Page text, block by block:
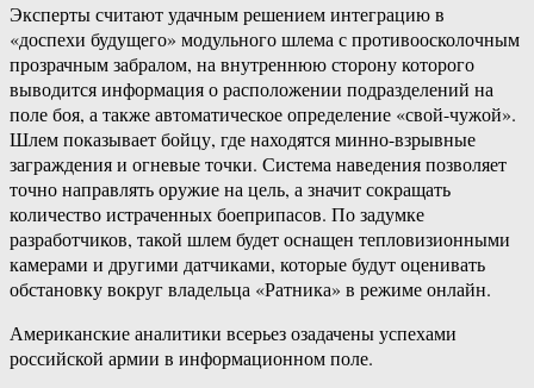
Эксперты считают удачным решением интеграцию в
«доспехи будущего» модульного шлема с противоосколочным
прозрачным забралом, на внутреннюю сторону которого
выводится информация о расположении подразделений на
поле боя, а также автоматическое определение «свой-чужой».
Шлем показывает бойцу, где находятся минно-взрывные
заграждения и огневые точки. Система наведения позволяет
точно направлять оружие на цель, а значит сокращать
количество истраченных боеприпасов. По задумке
разработчиков, такой шлем будет оснащен тепловизионными
камерами и другими датчиками, которые будут оценивать
обстановку вокруг владельца «Ратника» в режиме онлайн.
Американские аналитики всерьез озадачены успехами
российской армии в информационном поле.